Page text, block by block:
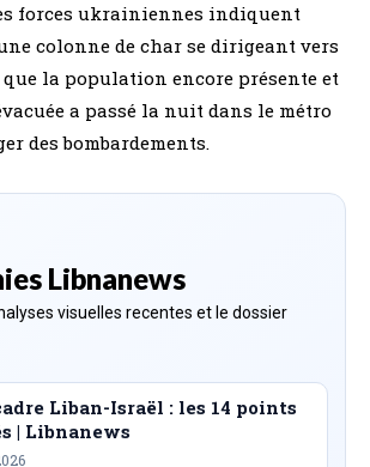
forces ukrainiennes indiquent
colonne de char se dirigeant vers
la population encore présente et
a passé la nuit dans le métro
des bombardements.
Libnanews
visuelles recentes et le dossier
Liban-Israël : les 14 points
| Libnanews